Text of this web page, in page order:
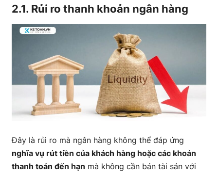
2.1. Rủi ro thanh khoản ngân hàng
Đây là rủi ro mà ngân hàng không thể đáp ứng
nghĩa vụ rút tiền của khách hàng hoặc các khoản
thanh toán đến hạn mà không cần bán tài sản với